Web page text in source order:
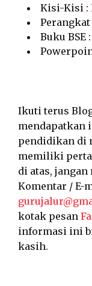
Kisi-Kisi :
Perangkat
Buku BSE :
Ikuti terus
mendapatkan
pendidikan di
memiliki
di atas,
Komentar / E-
kotak pesan
informasi ini
kasih.